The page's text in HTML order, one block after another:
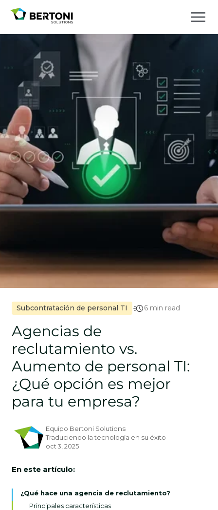
Subcontratación de personal TI 6 min read
Agencias de
reclutamiento vs.
Aumento de personal TI:
¿Qué opción es mejor
para tu empresa?
Equipo Bertoni Solutions
Traduciendo la tecnología en su éxito
oct 3, 2025
En este artículo:
¿Qué hace una agencia de reclutamiento?
Principales características